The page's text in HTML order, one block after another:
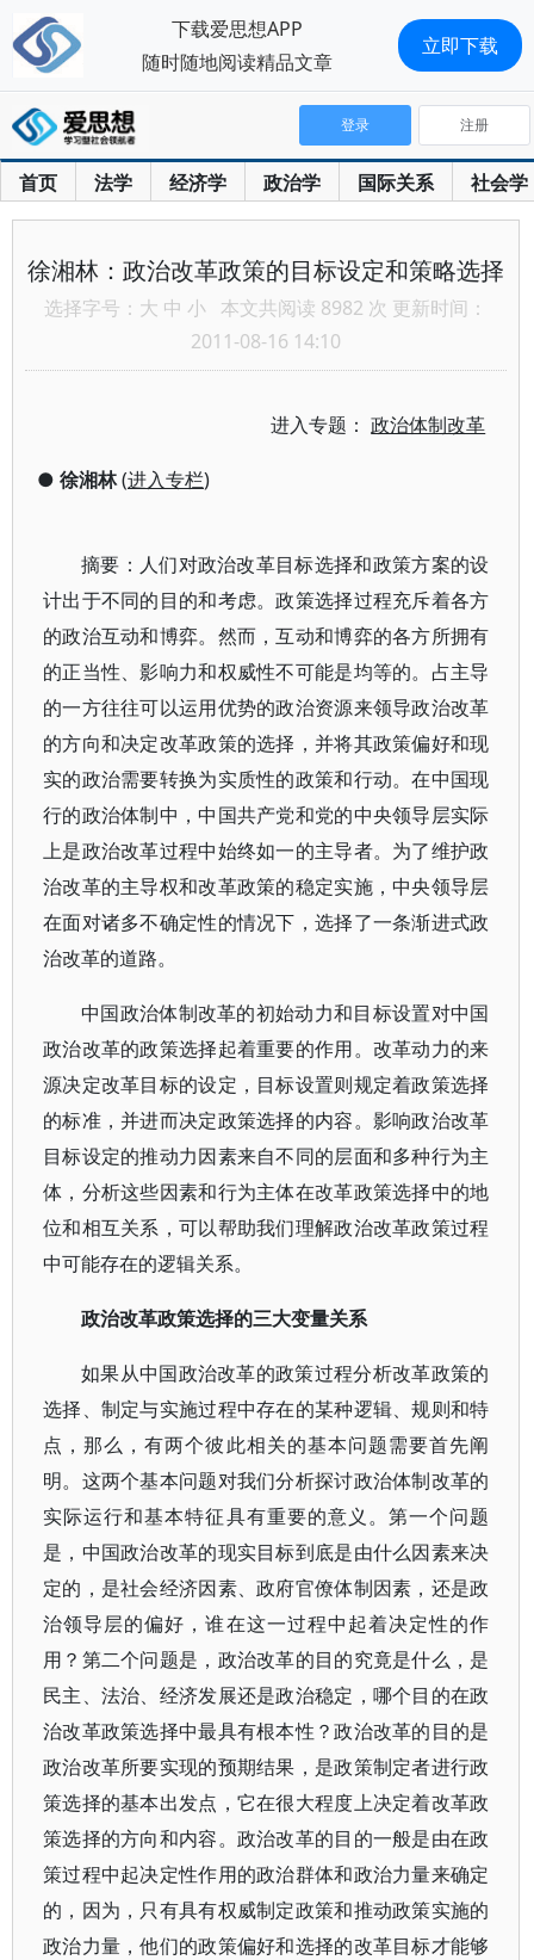
首页 法学 经济学 政治学 国际关系 社会学
登录 注册
徐湘林：政治改革政策的目标设定和策略选择
选择字号： 大 中 小 本文共阅读 8982 次 更新时间：
2011-08-16 14:10
进入专题：政治体制改革
● 徐湘林(进入专栏)
摘要：人们对政治改革目标选择和政策方案的设
计出于不同的目的和考虑。政策选择过程充斥着各方
的政治互动和博弈。然而，互动和博弈的各方所拥有
的正当性、影响力和权威性不可能是均等的。占主导
的一方往往可以运用优势的政治资源来领导政治改革
的方向和决定改革政策的选择，并将其政策偏好和现
实的政治需要转换为实质性的政策和行动。在中国现
行的政治体制中，中国共产党和党的中央领导层实际
上是政治改革过程中始终如一的主导者。为了维护政
治改革的主导权和改革政策的稳定实施，中央领导层
在面对诸多不确定性的情况下，选择了一条渐进式政
治改革的道路。
中国政治体制改革的初始动力和目标设置对中国
政治改革的政策选择起着重要的作用。改革动力的来
源决定改革目标的设定，目标设置则规定着政策选择
的标准，并进而决定政策选择的内容。影响政治改革
目标设定的推动力因素来自不同的层面和多种行为主
体，分析这些因素和行为主体在改革政策选择中的地
位和相互关系，可以帮助我们理解政治改革政策过程
中可能存在的逻辑关系。
政治改革政策选择的三大变量关系
如果从中国政治改革的政策过程分析改革政策的
选择、制定与实施过程中存在的某种逻辑、规则和特
点，那么，有两个彼此相关的基本问题需要首先阐
明。这两个基本问题对我们分析探讨政治体制改革的
实际运行和基本特征具有重要的意义。第一个问题
是，中国政治改革的现实目标到底是由什么因素来决
定的，是社会经济因素、政府官僚体制因素，还是政
治领导层的偏好，谁在这一过程中起着决定性的作
用？第二个问题是，政治改革的目的究竟是什么，是
民主、法治、经济发展还是政治稳定，哪个目的在政
治改革政策选择中最具有根本性？政治改革的目的是
政治改革所要实现的预期结果，是政策制定者进行政
策选择的基本出发点，它在很大程度上决定着改革政
策选择的方向和内容。政治改革的目的一般是由在政
策过程中起决定性作用的政治群体和政治力量来确定
的，因为，只有具有权威制定政策和推动政策实施的
政治力量，他们的政策偏好和选择的改革目标才能够
下载爱思想APP
随时随地阅读精品文章
立即下载